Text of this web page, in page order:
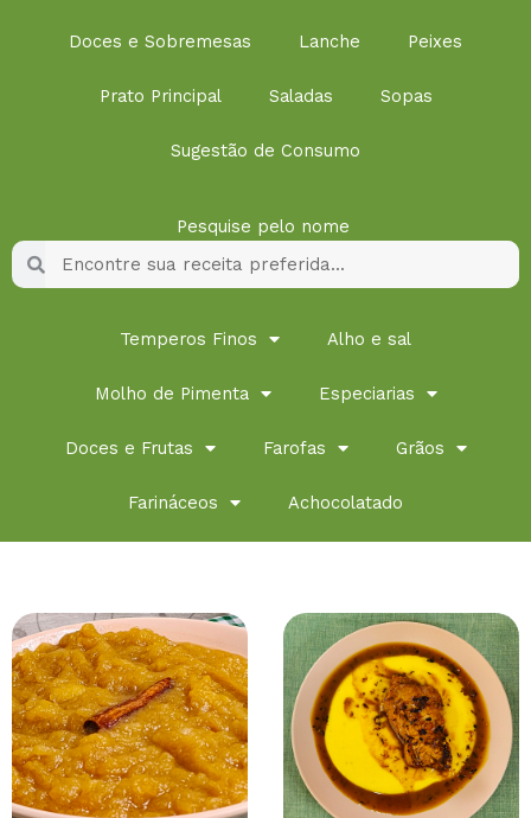
Doces e Sobremesas Lanche Peixes
Prato Principal Saladas Sopas
Sugestão de Consumo
Pesquise pelo nome
Pesquisar
Temperos Finos Alho e sal
Molho de Pimenta Especiarias
Doces e Frutas Farofas Grãos
Farináceos Achocolatado